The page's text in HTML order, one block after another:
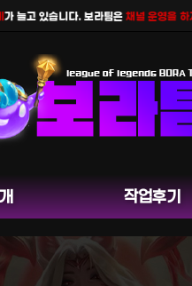
고 있습니다. 보라팀은채널 운영을 하지
작업후기